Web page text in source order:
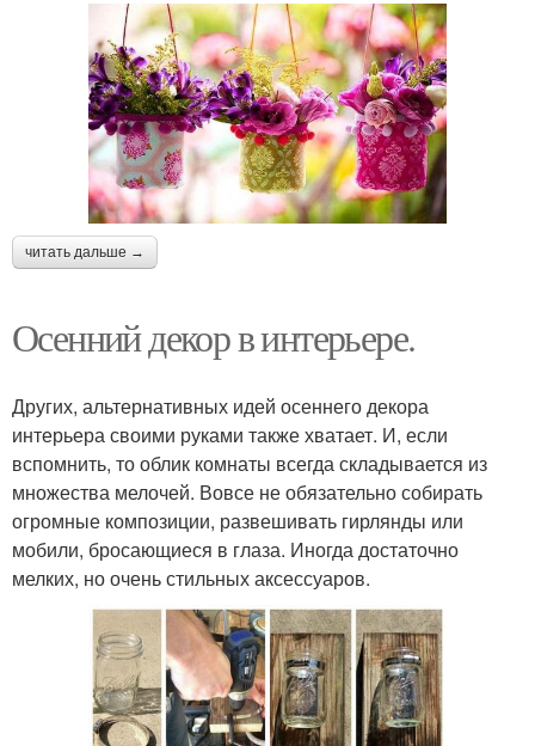
читать дальше →
Осенний декор в интерьере.
Других, альтернативных идей осеннего декора
интерьера своими руками также хватает. И, если
вспомнить, то облик комнаты всегда складывается из
множества мелочей. Вовсе не обязательно собирать
огромные композиции, развешивать гирлянды или
мобили, бросающиеся в глаза. Иногда достаточно
мелких, но очень стильных аксессуаров.